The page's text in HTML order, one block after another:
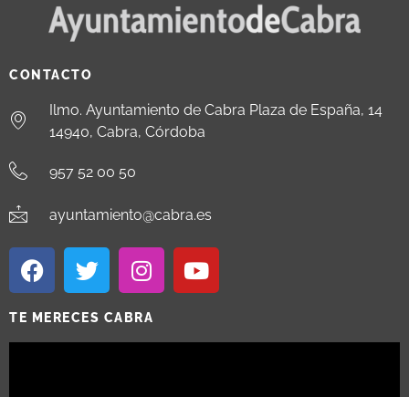
CONTACTO
Ilmo. Ayuntamiento de Cabra Plaza de España, 14
14940, Cabra, Córdoba
957 52 00 50
ayuntamiento@cabra.es
TE MERECES CABRA